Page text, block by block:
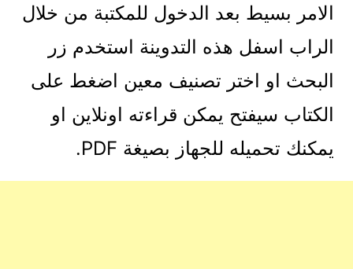
الامر بسيط بعد الدخول للمكتبة من خلال
الراب اسفل هذه التدوينة استخدم زر
البحث او اختر تصنيف معين اضغط على
الكتاب سيفتح يمكن قراءته اونلاين او
يمكنك تحميله للجهاز بصيغة PDF.